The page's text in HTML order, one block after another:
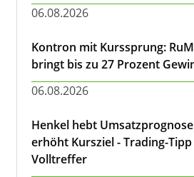
06.08.2026
Kontron mit Kurssprung:
bringt bis zu 27 Prozent
06.08.2026
Henkel hebt Umsatzprognose
erhöht Kursziel - Trading-
Volltreffer